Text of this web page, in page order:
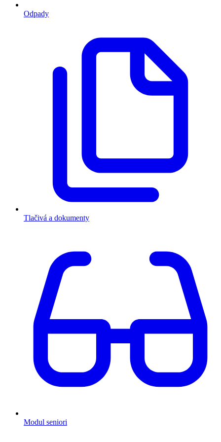
Odpady
Tlačivá a dokumenty
Modul seniori